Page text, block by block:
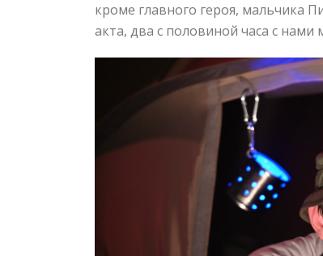
кроме главного героя, мальчика
акта, два с половиной часа с